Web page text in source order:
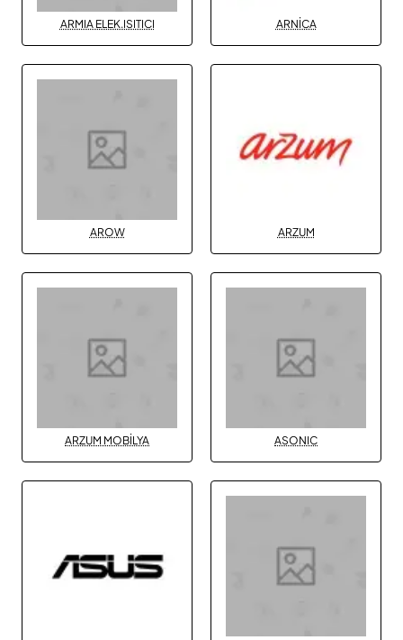
ARMIA ELEK.ISITICI ARNİCA
AROW ARZUM
ARZUM MOBİLYA ASONIC